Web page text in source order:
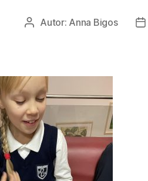
Autor: Anna Bigos